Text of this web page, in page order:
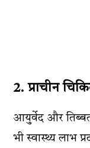
2. प्राचीन
आयुर्वेद और
भी स्वास्थ्य लाभ